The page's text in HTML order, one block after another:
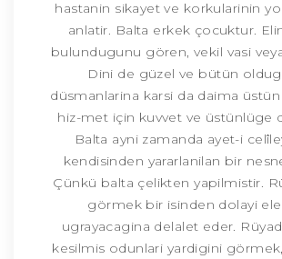
hastanin sikayet ve korkularinin
anlatir. Balta erkek çocuktur.
bulundugunu gören, vekil vasi
Dini de güzel ve bütün
düsmanlarina karsi da daima
hiz-met için kuvvet ve üstünlüge
Balta ayni zamanda ayet-i
kendisinden yararlanilan bir
Çünkü balta çelikten yapilmistir.
görmek bir isinden dolayi
ugrayacagina delalet eder.
kesilmis odunlari yardigini